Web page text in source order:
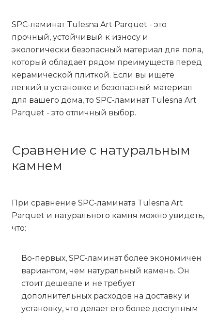
SPC-ламинат Tulesna Art Parquet - это
прочный, устойчивый к износу и
экологически безопасный материал для пола,
который обладает рядом преимуществ перед
керамической плиткой. Если вы ищете
легкий в установке и безопасный материал
для вашего дома, то SPC-ламинат Tulesna Art
Parquet - это отличный выбор.
Сравнение с натуральным
камнем
При сравнение SPC-ламината Tulesna Art
Parquet и натурального камня можно увидеть,
что:
Во-первых, SPC-ламинат более экономичен
вариантом, чем натуральный камень. Он
стоит дешевле и не требует
дополнительных расходов на доставку и
установку, что делает его более доступным